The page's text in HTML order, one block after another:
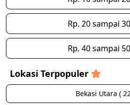
Rp. 20 sampai
Rp. 40 sampai
Lokasi Terpopuler
Bekasi Utara (